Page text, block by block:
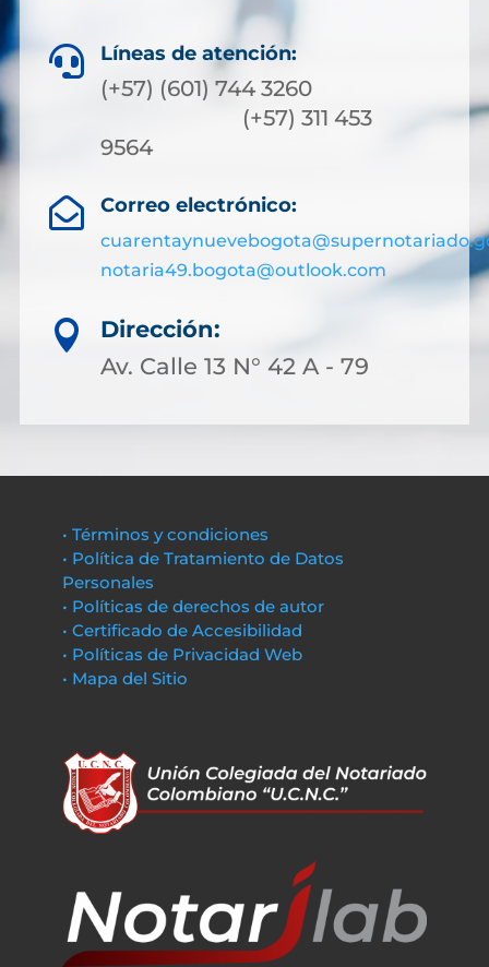
 Líneas de atención:
(+57) (601) 744 3260
(+57) 311 453
9564
 Correo electrónico:
notaria49.bogota@outlook.com

Dirección:
Av. Calle 13 N° 42 A - 79
• Términos y condiciones
• Política de Tratamiento de Datos
Personales
• Políticas de derechos de autor
• Certificado de Accesibilidad
• Políticas de Privacidad Web
• Mapa del Sitio